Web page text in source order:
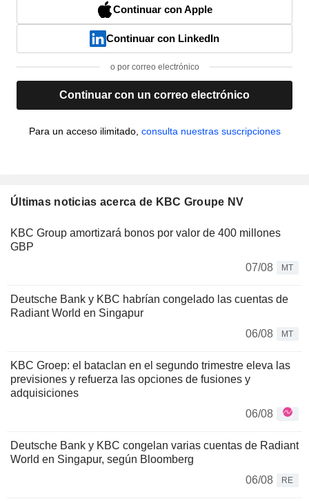
Continuar con Apple
Continuar con LinkedIn
o por correo electrónico
Continuar con un correo electrónico
Para un acceso ilimitado, consulta nuestras suscripciones
Últimas noticias acerca de KBC Groupe NV
KBC Group amortizará bonos por valor de 400 millones
GBP
07/08
MT
Deutsche Bank y KBC habrían congelado las cuentas de
Radiant World en Singapur
06/08
MT
KBC Groep: el bataclan en el segundo trimestre eleva las
previsiones y refuerza las opciones de fusiones y
adquisiciones
06/08
Deutsche Bank y KBC congelan varias cuentas de Radiant
World en Singapur, según Bloomberg
06/08
RE